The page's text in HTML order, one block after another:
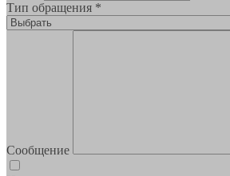
Тип обращения *
Сообщение